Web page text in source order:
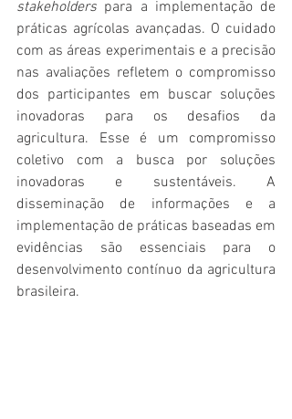
stakeholders para a implementação de
práticas agrícolas avançadas. O cuidado
com as áreas experimentais e a precisão
nas avaliações refletem o compromisso
dos participantes em buscar soluções
inovadoras para os desafios da
agricultura. Esse é um compromisso
coletivo com a busca por soluções
inovadoras e sustentáveis. A
disseminação de informações e a
implementação de práticas baseadas em
evidências são essenciais para o
desenvolvimento contínuo da agricultura
brasileira.